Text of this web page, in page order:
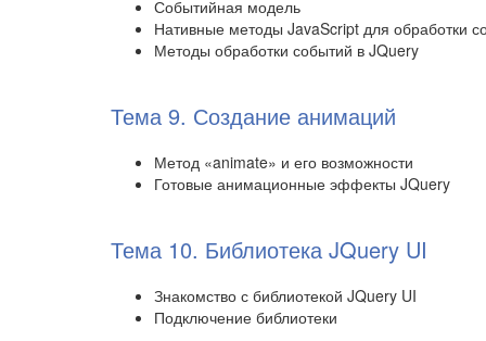
Событийная модель
Нативные методы JavaScript для обработки
Методы обработки событий в JQuery
Тема 9. Создание анимаций
Метод «animate» и его возможности
Готовые анимационные эффекты JQuery
Тема 10. Библиотека JQuery UI
Знакомство с библиотекой JQuery UI
Подключение библиотеки